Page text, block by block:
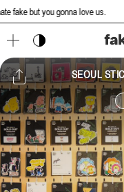
but you gonna love us.
다크 모드 토글
SEOUL